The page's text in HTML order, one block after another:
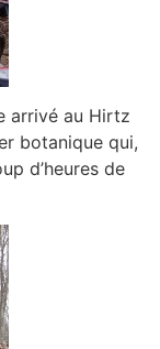
arrivé au Hirtz
botanique qui,
d’heures de